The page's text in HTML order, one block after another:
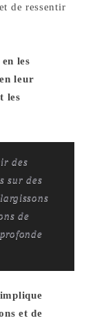
de ressentir
les
leur
les
des
sur des
de
et de